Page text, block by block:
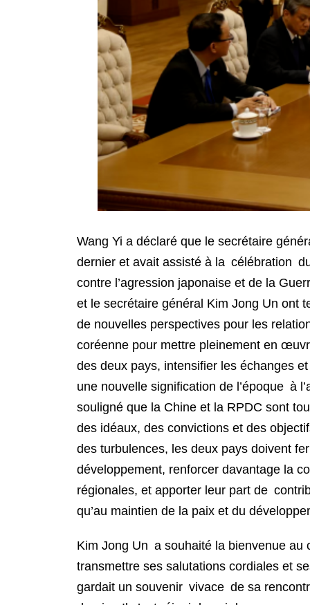
Wang Yi a déclaré que le secrétaire
dernier et avait assisté à la célébration
contre l’agression japonaise et de la
et le secrétaire général Kim Jong Un ont
de nouvelles perspectives pour les
coréenne pour mettre pleinement en
des deux pays, intensifier les échanges
une nouvelle signification de l’époque à
souligné que la Chine et la RPDC sont
des idéaux, des convictions et des
des turbulences, les deux pays doivent
développement, renforcer davantage la
régionales, et apporter leur part de
qu’au maintien de la paix et du
Kim Jong Un a souhaité la bienvenue au
transmettre ses salutations cordiales et
gardait un souvenir vivace de sa